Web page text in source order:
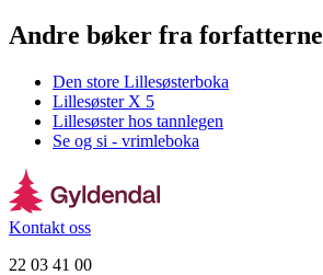
Andre bøker fra forfatterne
Den store Lillesøsterboka
Lillesøster X 5
Lillesøster hos tannlegen
Se og si - vrimleboka
Kontakt oss
22 03 41 00